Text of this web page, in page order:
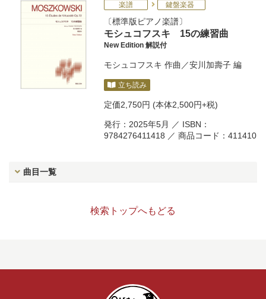
楽譜 鍵盤楽器
標準版ピアノ楽譜
モシュコフスキ 15の練習曲
New Edition 解説付
モシュコフスキ 作曲／安川加壽子 編
立ち読み
定価2,750円 (本体2,500円+税)
発行：2025年5月 ／ ISBN：
9784276411418 ／ 商品コード：411410
曲目一覧
検索トップへもどる